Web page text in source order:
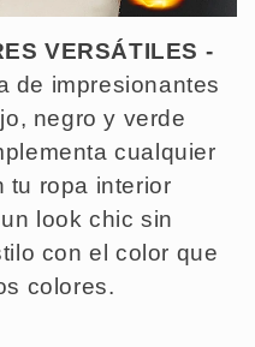
VERSÁTILES -
de impresionantes
negro y verde
cualquier
tu ropa interior
look chic sin
con el color que
colores.